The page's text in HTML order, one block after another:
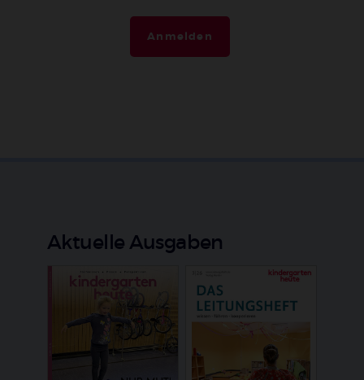
Anmelden
Aktuelle Ausgaben